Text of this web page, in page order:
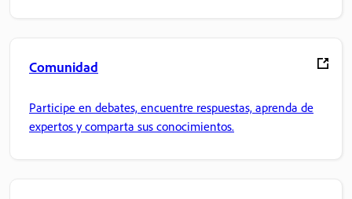
Comunidad
Participe en debates, encuentre respuestas, aprenda de
expertos y comparta sus conocimientos.